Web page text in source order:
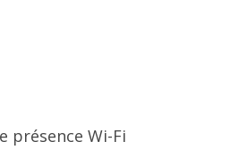
présence Wi-Fi